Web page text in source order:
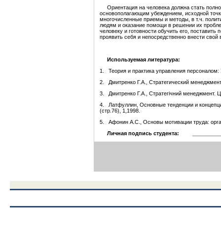
Ориентация на человека должна стать
основополагающим убеждением, исходной
многочисленные приемы и методы, в т.ч.
людям и оказание помощи в решении их
человеку и готовности обучить его,
проявить себя и непосредственно внести свой
Используемая литература:
1. Теория и практика управления
2. Дмитренко Г.А., Стратегический
3. Дмитренко Г.А., Стратегiчний менеджмент.
4. Латфуллин, Основные тенденции и
(стр.76), 1,1998.
5. Афонин А.С., Основы мотивации труда:
Личная подпись студента: